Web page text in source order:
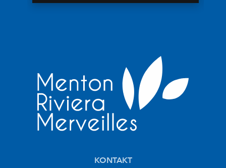
KONTAKT